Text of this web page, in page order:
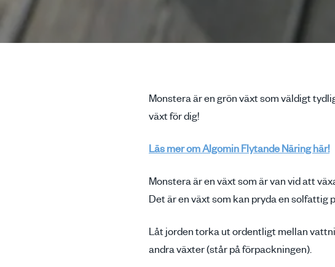
Monstera är en grön växt som väldigt
växt för dig!
Läs mer om Algomin Flytande Näring här!
Monstera är en växt som är van vid att
Det är en växt som kan pryda en solfattig
Låt jorden torka ut ordentligt mellan
andra växter (står på förpackningen).